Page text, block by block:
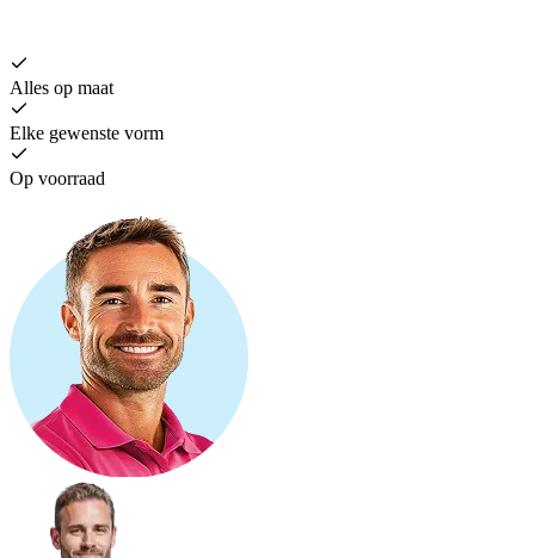
Alles op maat
Elke gewenste vorm
Op voorraad